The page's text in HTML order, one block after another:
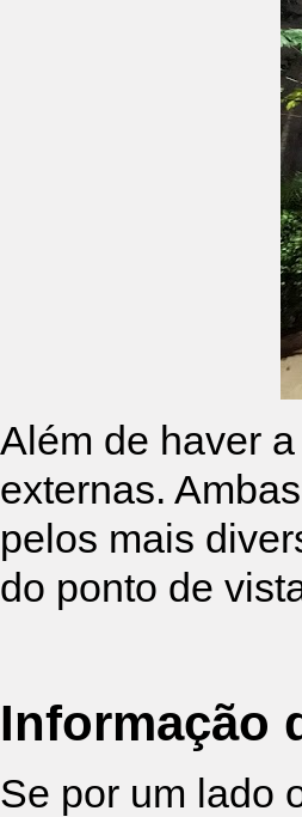
Além de haver
externas.
pelos mais
do ponto de
Informação
Se por um lado